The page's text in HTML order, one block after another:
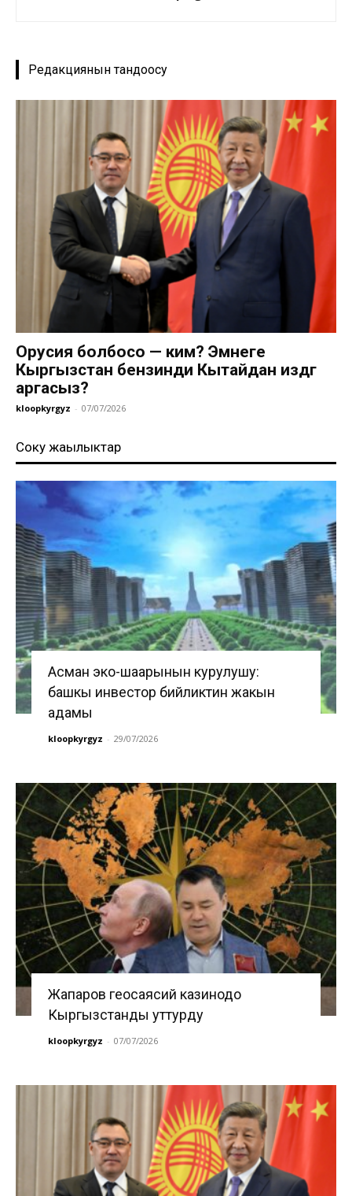
Редакциянын тандоосу
Орусия болбосо — ким? Эмнеге
Кыргызстан бензинди Кытайдан издөөгө
аргасыз?
kloopkyrgyz - 07/07/2026
Соңку жаңылыктар
Асман эко-шаарынын курулушу:
башкы инвестор бийликтин жакын
адамы
kloopkyrgyz - 29/07/2026
Жапаров геосаясий казинодо
Кыргызстанды уттурду
kloopkyrgyz - 07/07/2026